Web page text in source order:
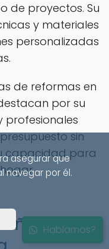
de proyectos. Su
y materiales
personalizadas
de reformas en
por su
profesionales
sin
capacidad para
en
Hablamos?
asegurar que
navegar por él.